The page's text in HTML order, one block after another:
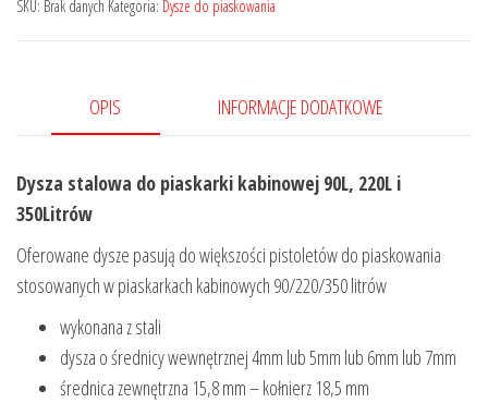
SKU: Brak danych Kategoria: Dysze do piaskowania
OPIS INFORMACJE DODATKOWE
Dysza stalowa do piaskarki kabinowej 90L, 220L i
350Litrów
Oferowane dysze pasują do większości pistoletów do piaskowania
stosowanych w piaskarkach kabinowych 90/220/350 litrów
wykonana z stali
dysza o średnicy wewnętrznej 4mm lub 5mm lub 6mm lub 7mm
średnica zewnętrzna 15,8 mm – kołnierz 18,5 mm